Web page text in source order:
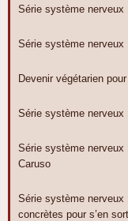
Série système nerveux
Série système nerveux
Devenir végétarien
Série système nerveux
Série système
Caruso
Série système nerveux
concrètes pour s’en